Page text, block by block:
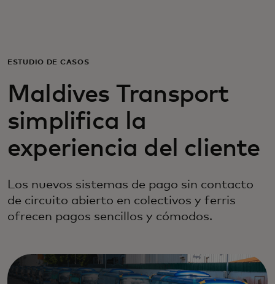
Para empresas
Para el mundo
Para innovadores
Noticias y tendencias
ESTUDIO DE CASOS
Maldives Transport
simplifica la
experiencia del cliente
Los nuevos sistemas de pago sin contacto
de circuito abierto en colectivos y ferris
ofrecen pagos sencillos y cómodos.